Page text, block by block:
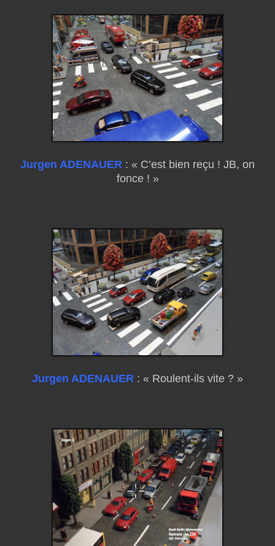
Jurgen ADENAUER : « C’est bien reçu ! JB, on
fonce ! »
Jurgen ADENAUER : « Roulent-ils vite ? »